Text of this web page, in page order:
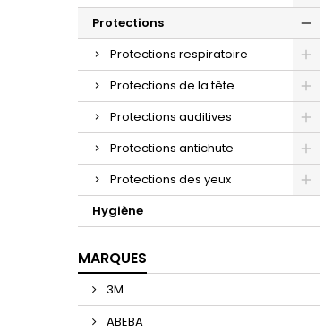
Protections
Protections respiratoire
Protections de la tête
Protections auditives
Protections antichute
Protections des yeux
Hygiène
MARQUES
3M
ABEBA